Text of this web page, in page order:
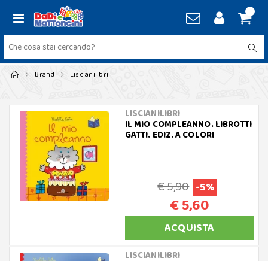
Brand Liscianilibri
LISCIANILIBRI
IL MIO COMPLEANNO. LIBROTTI
GATTI. EDIZ. A COLORI
€ 5,90 -5%
€ 5,60
ACQUISTA
LISCIANILIBRI